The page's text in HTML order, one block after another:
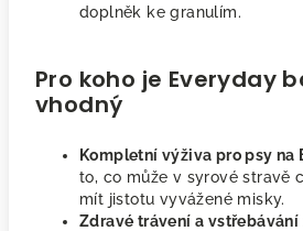
doplněk ke granulím.
Pro koho je Everyday
vhodný
Kompletní výživa pro psy na
to, co může v syrové stravě
mít jistotu vyvážené misky.
Zdravé trávení a vstřebávání